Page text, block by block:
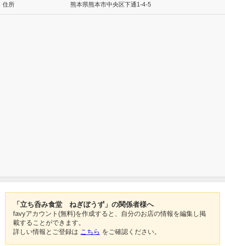
住所 熊本県熊本市中央区下通1-4-5
「立ち呑み食堂 ねぎぼうず」の関係者様へ
favyアカウント(無料)を作成すると、自分のお店の情報を編集し掲
載することができます。
詳しい情報とご登録は こちら をご確認ください。